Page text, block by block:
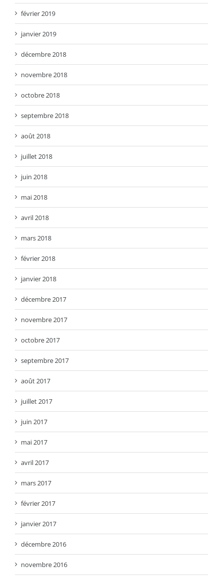
février 2019
janvier 2019
décembre 2018
novembre 2018
octobre 2018
septembre 2018
août 2018
juillet 2018
juin 2018
mai 2018
avril 2018
mars 2018
février 2018
janvier 2018
décembre 2017
novembre 2017
octobre 2017
septembre 2017
août 2017
juillet 2017
juin 2017
mai 2017
avril 2017
mars 2017
février 2017
janvier 2017
décembre 2016
novembre 2016